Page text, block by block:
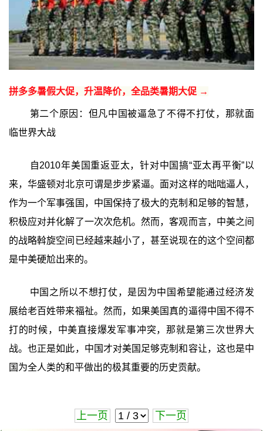
拼多多暑假大促，升温降价，全品类暑期大促 →
第二个原因：但凡中国被逼急了不得不打仗，那就面
临世界大战
自2010年美国重返亚太，针对中国搞“亚太再平衡”以
来，华盛顿对北京可谓是步步紧逼。面对这样的咄咄逼人，
作为一个军事强国，中国保持了极大的克制和足够的智慧，
积极应对并化解了一次次危机。然而，客观而言，中美之间
的战略斡旋空间已经越来越小了，甚至说现在的这个空间都
是中美硬尬出来的。
中国之所以不想打仗，是因为中国希望能通过经济发
展给老百姓带来福祉。然而，如果美国真的逼得中国不得不
打的时候，中美直接爆发军事冲突，那就是第三次世界大
战。也正是如此，中国才对美国足够克制和容让，这也是中
国为全人类的和平做出的极其重要的历史贡献。
上一页 下一页